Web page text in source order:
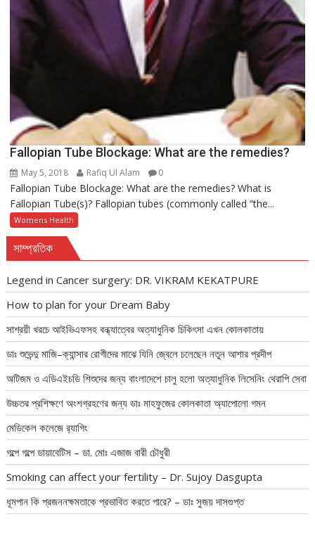
Fallopian Tube Blockage: What are the remedies?
May 5, 2018 Rafiq Ul Alam 0
Fallopian Tube Blockage: What are the remedies? What is
Fallopian Tube(s)? Fallopian tubes (commonly called “the...
Womens Health
সাম্প্রতিক
Legend in Cancer surgery: DR. VIKRAM KEKATPURE
How to plan for your Dream Baby
সাশ্রয়ী খরচে আইভিএফসহ বন্ধ্যাত্বের অত্যাধুনিক চিকিৎসা এখন কোলকাতায়
ডাঃ শুভেন্দু মাজি–ক্যান্সার রোগীদের মাঝে যিনি জ্বেলে চলেছেন নতুন আশার প্রদীপ
অটিজম ও এডিএইচডি শিশুদের জন্য বাংলাদেশে চালু হলো অত্যাধুনিক লিসেনিং থেরাপি সেবা
উচ্চতর প্রশিক্ষণে অংশগ্রহণের জন্য ডাঃ মাহফুজের কোলকাতা অ্যাপোলো গমন
মেডিকেল কলেজে র‍্যাগিং
গল্পে গল্পে ডায়াবেটিস – ডা. মোঃ এজাজ বারী চৌধুরী
Smoking can affect your fertility – Dr. Sujoy Dasgupta
ধূমপান কি প্রজননক্ষমতাকে প্রভাবিত করতে পারে? – ডাঃ সুজয় দাসগুপ্ত